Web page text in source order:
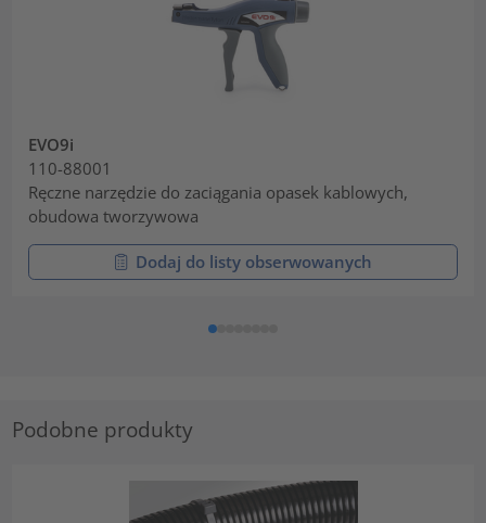
EVO9i
110-88001
Ręczne narzędzie do zaciągania opasek kablowych,
obudowa tworzywowa
Dodaj do listy obserwowanych
Podobne produkty